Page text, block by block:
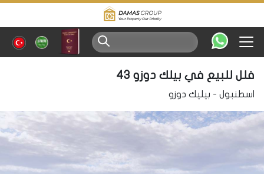
فلل للبيع في بيلك دوزو 43
اسطنبول - بيليك دوزو